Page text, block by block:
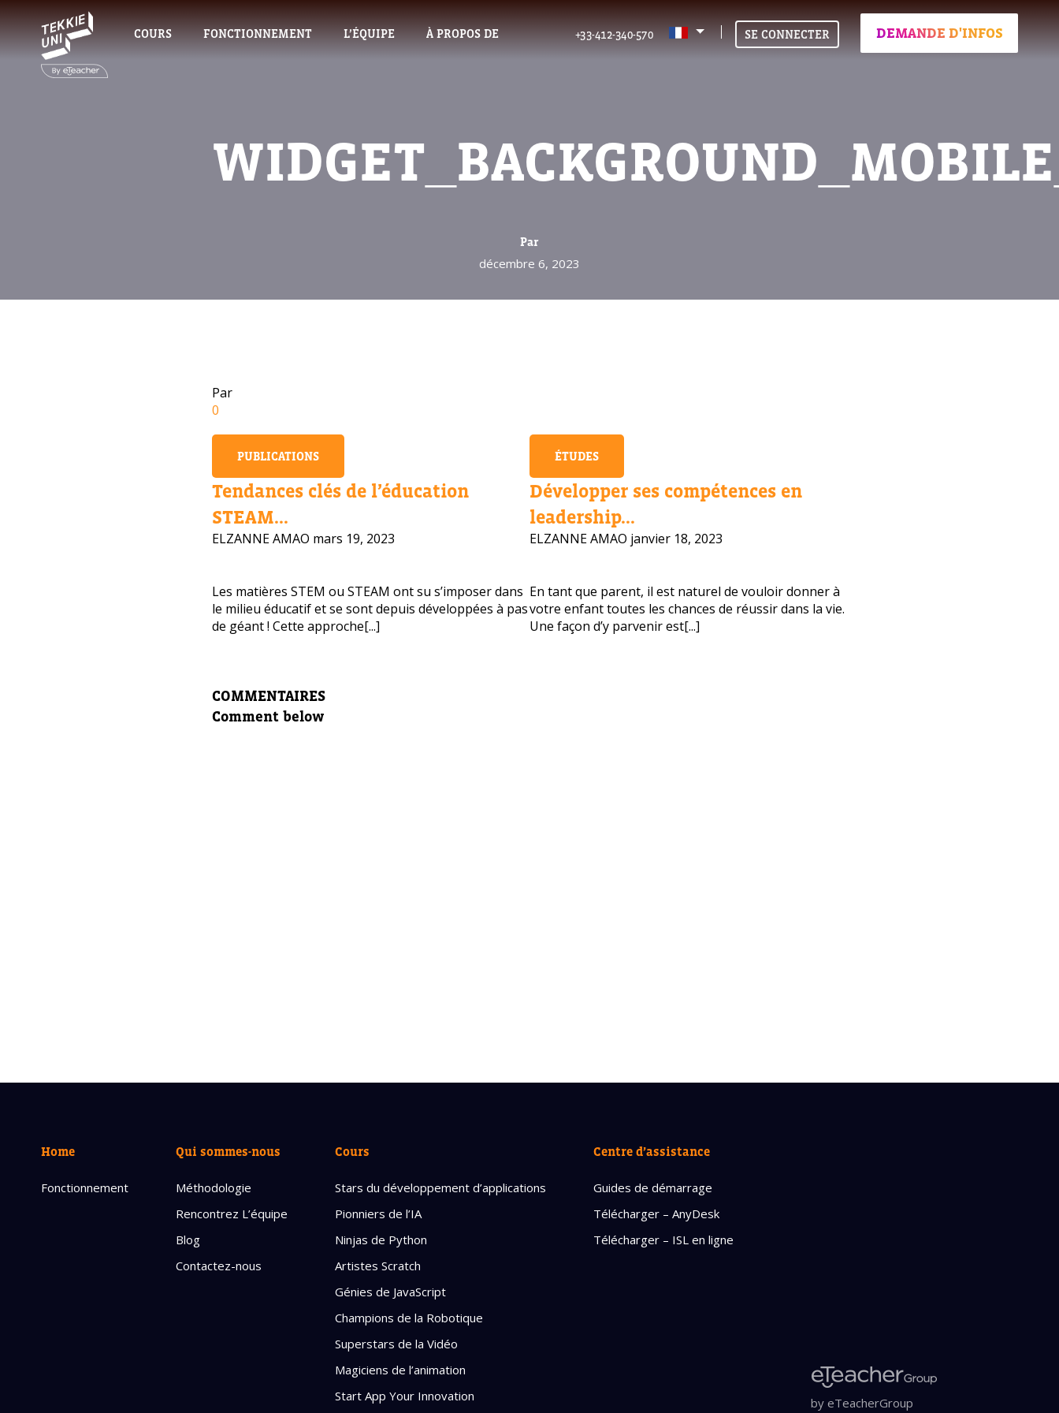
COURS FONCTIONNEMENT L’ÉQUIPE À PROPOS DE DEMANDE D'INFOS
+33-412-340-570 SE CONNECTER
Par
décembre 6, 2023
Par
0
PUBLICATIONS
Tendances clés de l’éducation
STEAM...
ELZANNE AMAO mars 19, 2023
Les matières STEM ou STEAM ont su s’imposer dans
le milieu éducatif et se sont depuis développées à pas
de géant ! Cette approche[...]
ÉTUDES
Développer ses compétences en
leadership...
ELZANNE AMAO janvier 18, 2023
En tant que parent, il est naturel de vouloir donner à
votre enfant toutes les chances de réussir dans la vie.
Une façon d’y parvenir est[...]
COMMENTAIRES
Comment below
Home
Fonctionnement
Qui sommes-nous
Méthodologie
Rencontrez L’équipe
Blog
Contactez-nous
Cours
Stars du développement d’applications
Pionniers de l’IA
Ninjas de Python
Artistes Scratch
Génies de JavaScript
Champions de la Robotique
Superstars de la Vidéo
Magiciens de l’animation
Start App Your Innovation
Centre d’assistance
Guides de démarrage
Télécharger – AnyDesk
Télécharger – ISL en ligne
by eTeacherGroup
Laissez vos coordonnées et nous vous contacterons sous peu.